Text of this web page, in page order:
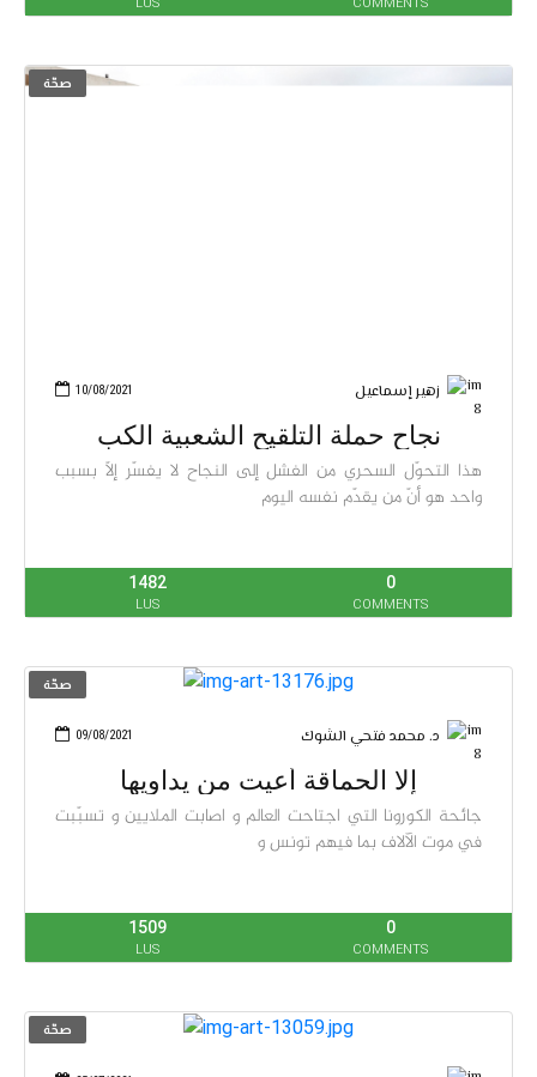
صحّة
10/08/2021 زهير إسماعيل
نجاح حملة التلقيح الشعبية الكب
هذا التحوّل السحري من الفشل إلى النجاح لا يفسّر إلاّ بسبب
واحد هو أنّ من يقدّم نفسه اليوم
1482
LUS
0
COMMENTS
صحّة
09/08/2021 د. محمد فتحي الشوك
إلّا الحماقة أعيت من يداويها
جائحة الكورونا التي اجتاحت العالم و اصابت الملايين و تسبّبت
في موت الآلاف بما فيهم تونس و
1509
LUS
0
COMMENTS
صحّة